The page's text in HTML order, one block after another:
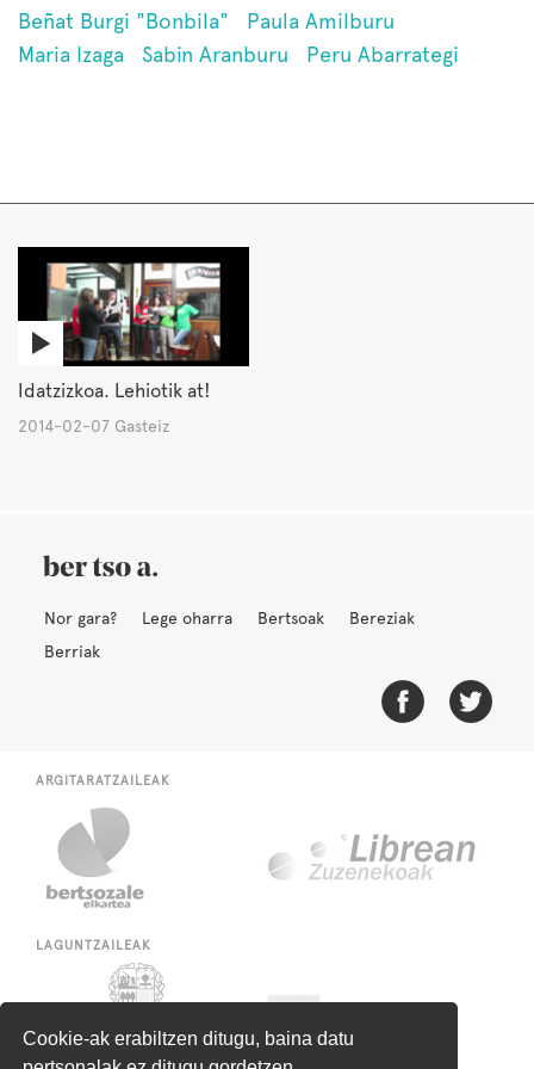
Cookie-ak erabiltzen ditugu, baina datu
Beñat Burgi "Bonbila"
Paula Amilburu
Maria Izaga
Sabin Aranburu Peru Abarrategi
Idatzizkoa. Lehiotik at!
2014-02-07 Gasteiz
Nor gara? Lege oharra Bertsoak
Bereziak
Berriak
ARGITARATZAILEAK
LAGUNTZAILEAK